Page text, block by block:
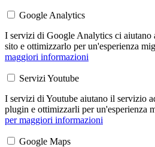
Google Analytics
I servizi di Google Analytics ci aiutano
sito e ottimizzarlo per un'esperienza
maggiori informazioni
Servizi Youtube
I servizi di Youtube aiutano il servizio
plugin e ottimizzarli per un'esperienza
per maggiori informazioni
Google Maps